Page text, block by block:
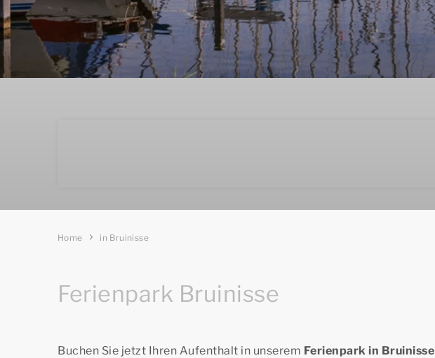
Home in Bruinisse
Ferienpark Bruinisse
Buchen Sie jetzt Ihren Aufenthalt in unserem Ferienpark in Bruinisse